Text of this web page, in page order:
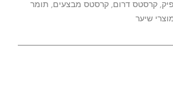
, קרסטס דרום, קרסטס מבצעים, תומר
שיער